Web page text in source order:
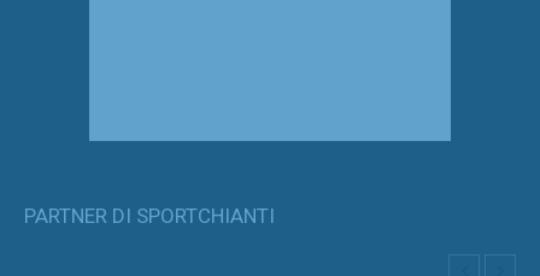
PARTNER DI SPORTCHIANTI